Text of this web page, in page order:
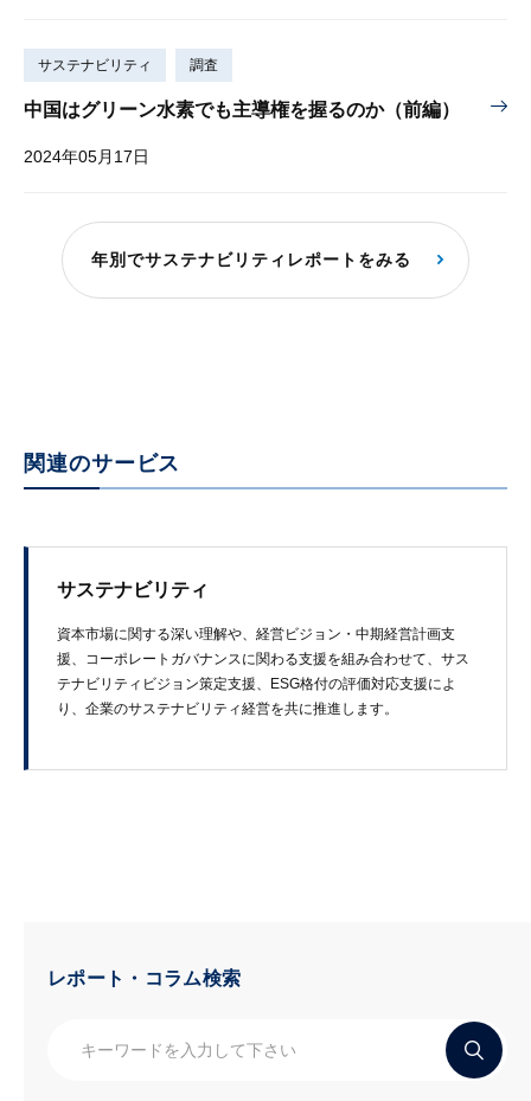
サステナビリティ 調査
中国はグリーン水素でも主導権を握るのか（前編）
2024年05月17日
年別でサステナビリティレポートをみる
関連のサービス
サステナビリティ
資本市場に​関する​深い​理解や、​経営ビジョン・中期経営計画支
援、​コーポレートガバナンスに​関わる​支援を​組み合わせて、​サス
テナビリティビジョン策定支援、​ESG格付の評価対応支援に​よ
り、​企業の​サステナビリティ経営を​共に​推進します。
レポート・コラム検索